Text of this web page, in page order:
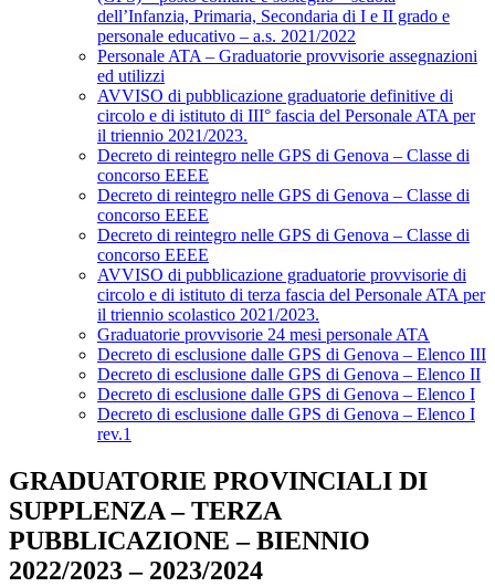
dell’Infanzia, Primaria, Secondaria di I e II grado e
personale educativo – a.s. 2021/2022
Personale ATA – Graduatorie provvisorie assegnazioni
ed utilizzi
AVVISO di pubblicazione graduatorie definitive di
circolo e di istituto di III° fascia del Personale ATA per
il triennio 2021/2023.
Decreto di reintegro nelle GPS di Genova – Classe di
concorso EEEE
Decreto di reintegro nelle GPS di Genova – Classe di
concorso EEEE
Decreto di reintegro nelle GPS di Genova – Classe di
concorso EEEE
AVVISO di pubblicazione graduatorie provvisorie di
circolo e di istituto di terza fascia del Personale ATA per
il triennio scolastico 2021/2023.
Graduatorie provvisorie 24 mesi personale ATA
Decreto di esclusione dalle GPS di Genova – Elenco III
Decreto di esclusione dalle GPS di Genova – Elenco II
Decreto di esclusione dalle GPS di Genova – Elenco I
Decreto di esclusione dalle GPS di Genova – Elenco I
rev.1
GRADUATORIE PROVINCIALI DI
SUPPLENZA – TERZA
PUBBLICAZIONE – BIENNIO
2022/2023 – 2023/2024